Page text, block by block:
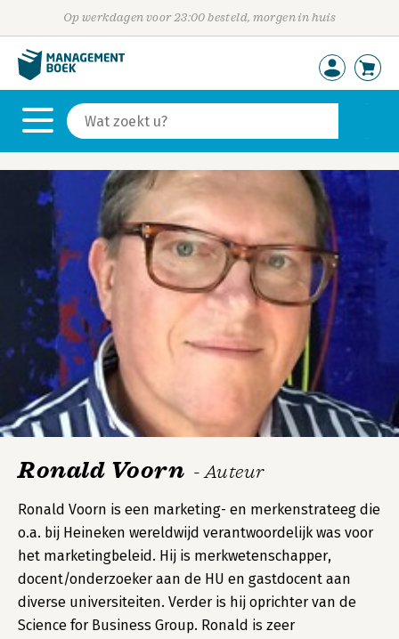
Op werkdagen voor 23:00 besteld, morgen in huis
Ronald Voorn - Auteur
Ronald Voorn is een marketing- en merkenstrateeg die
o.a. bij Heineken wereldwijd verantwoordelijk was voor
het marketingbeleid. Hij is merkwetenschapper,
docent/onderzoeker aan de HU en gastdocent aan
diverse universiteiten. Verder is hij oprichter van de
Science for Business Group. Ronald is zeer